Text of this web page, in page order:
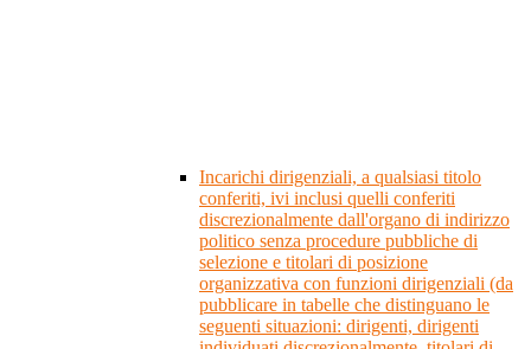
Incarichi dirigenziali, a qualsiasi titolo
conferiti, ivi inclusi quelli conferiti
discrezionalmente dall'organo di indirizzo
politico senza procedure pubbliche di
selezione e titolari di posizione
organizzativa con funzioni dirigenziali (da
pubblicare in tabelle che distinguano le
seguenti situazioni: dirigenti, dirigenti